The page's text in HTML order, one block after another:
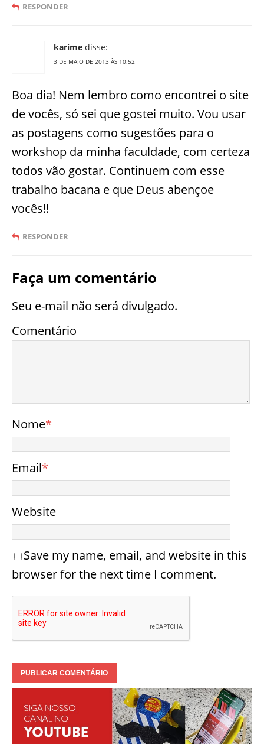
RESPONDER
karime disse:
3 DE MAIO DE 2013 ÀS 10:52
Boa dia! Nem lembro como encontrei o site
de vocês, só sei que gostei muito. Vou usar
as postagens como sugestões para o
workshop da minha faculdade, com certeza
todos vão gostar. Continuem com esse
trabalho bacana e que Deus abençoe
vocês!!
RESPONDER
Faça um comentário
Seu e-mail não será divulgado.
Comentário
Nome*
Email*
Website
Save my name, email, and website in this
browser for the next time I comment.